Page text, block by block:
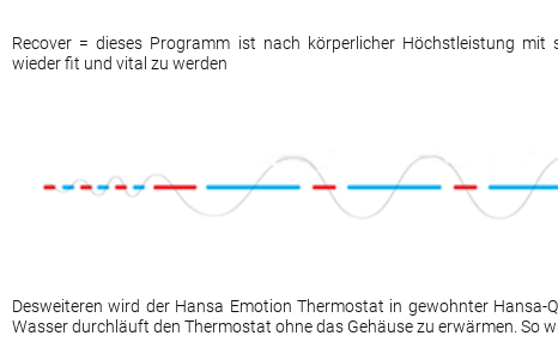
Recover = dieses Programm ist nach körperlicher Höchstleistung mit
wieder fit und vital zu werden
Desweiteren wird der Hansa Emotion Thermostat in gewohnter Hansa-
Wasser durchläuft den Thermostat ohne das Gehäuse zu erwärmen. So